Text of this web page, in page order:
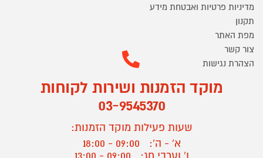
מדיניות פרטיות ואבטחת מידע
תקנון
מפת האתר
צור קשר
הצהרת נגישות
מוקד הזמנות ושירות לקוחות
03-9545370
שעות פעילות מוקד הזמנות:
א' - ה':
09:00 - 18:00